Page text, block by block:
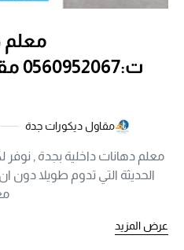
معلم
مقاول ديكورات جدة
معلم دهانات داخلية بجدة , نوفر
الحديثة التي تدوم طويلا دون
عرض المزيد